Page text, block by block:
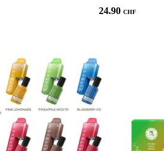
24.90 CHF